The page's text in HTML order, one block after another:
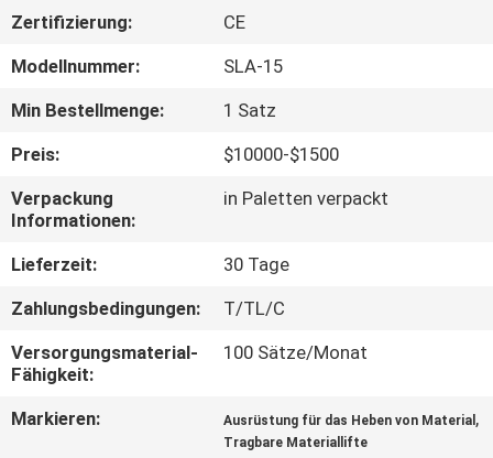
WERKSBESICHTIGUNG
QUALITÄTSKONTROLLE
KONTAKT
MIT
UNS
NEUIGKEITEN
BITTE UM
EIN
Zertifizierung:
CE
Modellnummer:
SLA-15
Min Bestellmenge:
1 Satz
Preis:
$10000-$1500
Verpackung
Informationen:
in Paletten verpackt
Lieferzeit:
30 Tage
Zahlungsbedingungen:
T/TL/C
Versorgungsmaterial-
Fähigkeit:
100 Sätze/Monat
Markieren: Ausrüstung für das Heben von Material ,
Tragbare Materiallifte